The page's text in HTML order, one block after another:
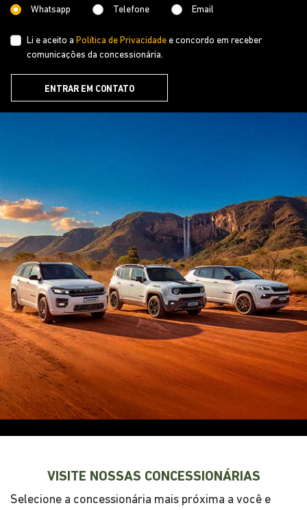
Whatsapp Telefone Email
Li e aceito a Política de Privacidade e concordo em receber
comunicações da concessionária.
ENTRAR EM CONTATO
VISITE NOSSAS CONCESSIONÁRIAS
Selecione a concessionária mais próxima a você e